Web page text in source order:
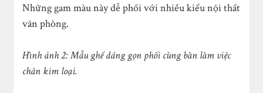
Những gam màu này dễ phối với nhiều kiểu nội thất
văn phòng.
Hình ảnh 2: Mẫu ghế dáng gọn phối cùng bàn làm việc
chân kim loại.